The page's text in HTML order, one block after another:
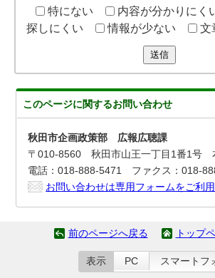
特にない
内容が分かりにく
探しにくい
情報が少ない 文
送信
このページに関するお問い合わせ
秋田市企画政策部 広報広聴課
〒010-8560 秋田市山王一丁目1番1号
電話：018-888-5471 ファクス：018-
お問い合わせは専用フォームをご利用
前のページへ戻る トップ
表示 PC スマートフ